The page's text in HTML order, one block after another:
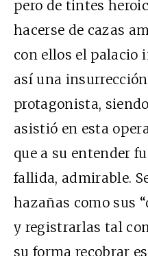
pero de tintes
hacerse de cazas
con ellos el palacio
así una
protagonista,
asistió en esta
que a su entender
fallida, admirable.
hazañas como sus
y registrarlas tal
su forma recobrar